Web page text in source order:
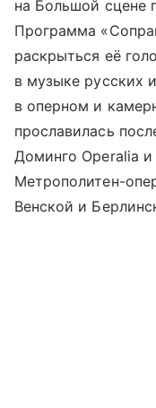
на Большой сцене
Программа
раскрыться её
в музыке русских
в оперном и
прославилась
Доминго Operalia
Метрополитен-
Венской и